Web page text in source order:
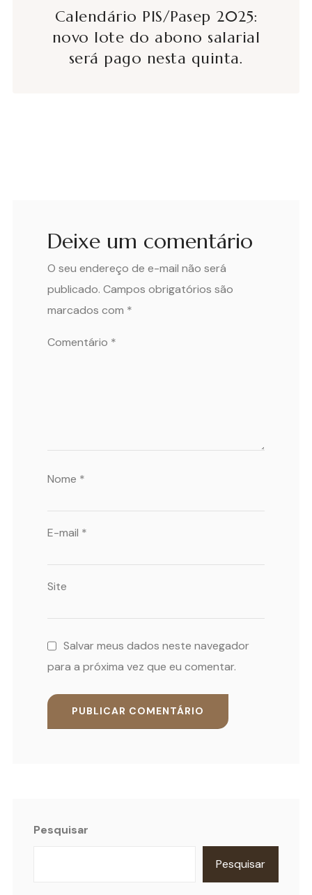
Calendário PIS/Pasep 2025:
novo lote do abono salarial
será pago nesta quinta.
Deixe um comentário
O seu endereço de e-mail não será
publicado. Campos obrigatórios são
marcados com *
Comentário *
Nome *
E-mail *
Site
Salvar meus dados neste navegador
para a próxima vez que eu comentar.
Pesquisar
Pesquisar